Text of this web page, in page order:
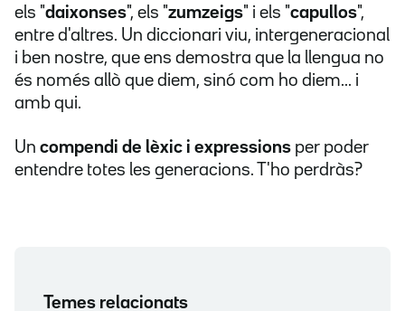
els "daixonses", els "zumzeigs" i els "capullos",
entre d'altres. Un diccionari viu, intergeneracional
i ben nostre, que ens demostra que la llengua no
és només allò que diem, sinó com ho diem... i
amb qui.
Un compendi de lèxic i expressions per poder
entendre totes les generacions. T'ho perdràs?
Temes relacionats